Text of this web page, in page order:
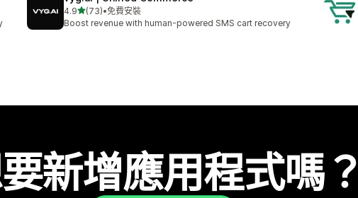
4.9滿分 5 顆星
(73)
共有 73 則評價
•免費安裝
Boost revenue with human-powered SMS cart recovery
新增應用程式嗎？